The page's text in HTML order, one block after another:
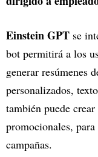
Einstein GPT se
bot permitirá a los
generar resúmenes
personalizados,
también puede
promocionales,
campañas.